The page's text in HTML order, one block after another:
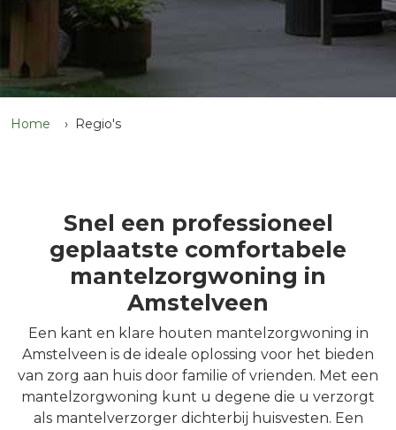
Home Regio's
Snel een professioneel
geplaatste comfortabele
mantelzorgwoning in
Amstelveen
Een kant en klare houten mantelzorgwoning in
Amstelveen is de ideale oplossing voor het bieden
van zorg aan huis door familie of vrienden. Met een
mantelzorgwoning kunt u degene die u verzorgt
als mantelverzorger dichterbij huisvesten. Een